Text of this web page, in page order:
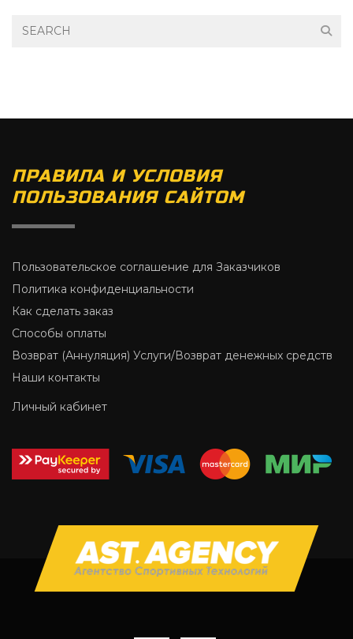
ПРАВИЛА И УСЛОВИЯ
ПОЛЬЗОВАНИЯ САЙТОМ
Пользовательское соглашение для Заказчиков
Политика конфиденциальности
Как сделать заказ
Способы оплаты
Возврат (Аннуляция) Услуги/Возврат денежных средств
Наши контакты
Личный кабинет